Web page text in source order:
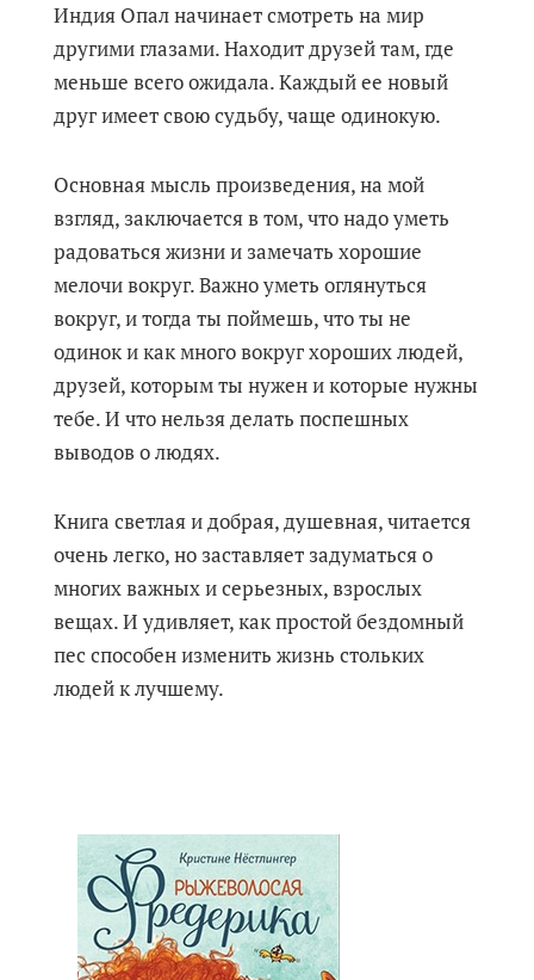
Индия Опал начинает смотреть на мир
другими глазами. Находит друзей там, где
меньше всего ожидала. Каждый ее новый
друг имеет свою судьбу, чаще одинокую.
Основная мысль произведения, на мой
взгляд, заключается в том, что надо уметь
радоваться жизни и замечать хорошие
мелочи вокруг. Важно уметь оглянуться
вокруг, и тогда ты поймешь, что ты не
одинок и как много вокруг хороших людей,
друзей, которым ты нужен и которые нужны
тебе. И что нельзя делать поспешных
выводов о людях.
Книга светлая и добрая, душевная, читается
очень легко, но заставляет задуматься о
многих важных и серьезных, взрослых
вещах. И удивляет, как простой бездомный
пес способен изменить жизнь стольких
людей к лучшему.